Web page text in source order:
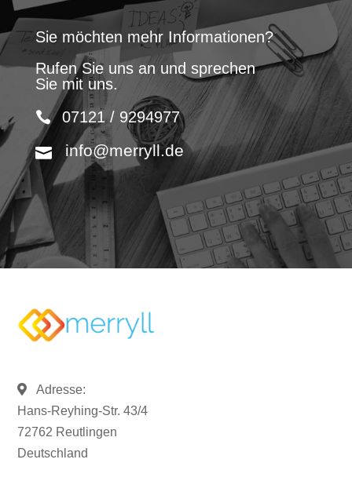
Sie möchten mehr Informationen?
Rufen Sie uns an und sprechen
Sie mit uns.
07121 / 9294977
info@merryll.de
Adresse:
Hans-Reyhing-Str. 43/4
72762 Reutlingen
Deutschland